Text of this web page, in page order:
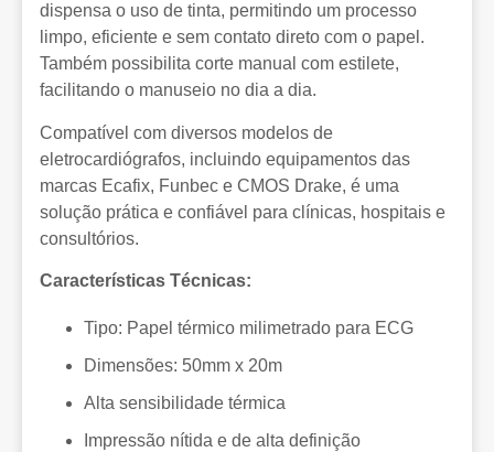
dispensa o uso de tinta, permitindo um processo
limpo, eficiente e sem contato direto com o papel.
Também possibilita corte manual com estilete,
facilitando o manuseio no dia a dia.
Compatível com diversos modelos de
eletrocardiógrafos, incluindo equipamentos das
marcas Ecafix, Funbec e CMOS Drake, é uma
solução prática e confiável para clínicas, hospitais e
consultórios.
Características Técnicas:
Tipo: Papel térmico milimetrado para ECG
Dimensões: 50mm x 20m
Alta sensibilidade térmica
Impressão nítida e de alta definição